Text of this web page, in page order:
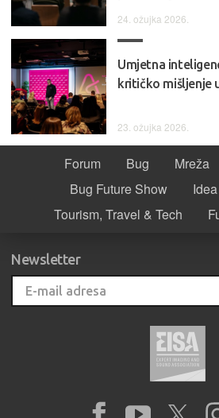
24. ožujka 2026.
Umjetna
kritičko mišljenje
23. ožujka 2026.
Forum Bug Mreža
Bug Future Show
Tourism, Travel & Tech
Newsletter